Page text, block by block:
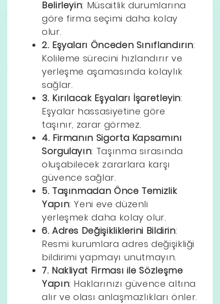
Belirleyin: Müsaitlik durumlarına
göre firma seçimi daha kolay
olur.
2. Eşyaları Önceden Sınıflandırın:
Kolileme sürecini hızlandırır ve
yerleşme aşamasında kolaylık
sağlar.
3. Kırılacak Eşyaları İşaretleyin:
Eşyalar hassasiyetine göre
taşınır, zarar görmez.
4. Firmanın Sigorta Kapsamını
Sorgulayın: Taşınma sırasında
oluşabilecek zararlara karşı
güvence sağlar.
5. Taşınmadan Önce Temizlik
Yapın: Yeni eve düzenli
yerleşmek daha kolay olur.
6. Adres Değişikliklerini Bildirin:
Resmi kurumlara adres değişikliği
bildirimi yapmayı unutmayın.
7. Nakliyat Firması ile Sözleşme
Yapın: Haklarınızı güvence altına
alır ve olası anlaşmazlıkları önler.